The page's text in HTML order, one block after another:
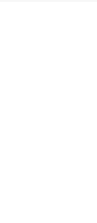
شاغر على الإفطار